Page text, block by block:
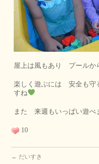
屋上は風もあり プールか
楽しく遊ぶには 安全も
すね
また 来週もいっぱい遊べ
10
← だいすき